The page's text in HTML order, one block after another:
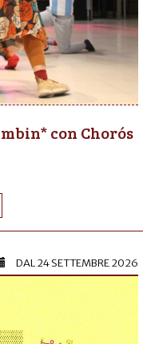
con Chorós
DAL24 SETTEMBRE 2026